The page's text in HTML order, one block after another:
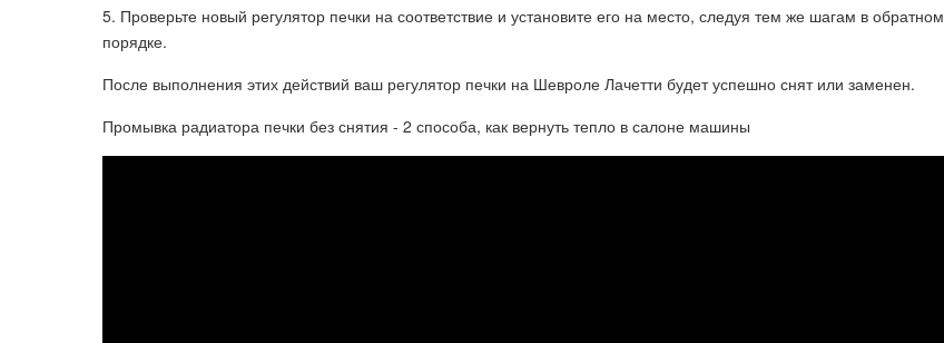
5. Проверьте новый регулятор печки на соответствие и установите его на место, следуя тем же шагам в обратном
порядке.
После выполнения этих действий ваш регулятор печки на Шевроле Лачетти будет успешно снят или заменен.
Промывка радиатора печки без снятия - 2 способа, как вернуть тепло в салоне машины